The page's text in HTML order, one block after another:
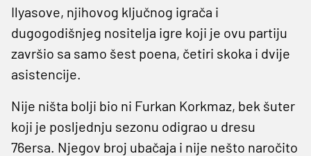
Ilyasove, njihovog ključnog igrača i
dugogodišnjeg nositelja igre koji je ovu partiju
završio sa samo šest poena, četiri skoka i dvije
asistencije.
Nije ništa bolji bio ni Furkan Korkmaz, bek šuter
koji je posljednju sezonu odigrao u dresu
76ersa. Njegov broj ubačaja i nije nešto naročito